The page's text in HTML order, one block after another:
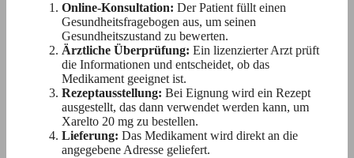
Online-Konsultation: Der Patient füllt einen
Gesundheitsfragebogen aus, um seinen
Gesundheitszustand zu bewerten.
Ärztliche Überprüfung: Ein lizenzierter Arzt prüft
die Informationen und entscheidet, ob das
Medikament geeignet ist.
Rezeptausstellung: Bei Eignung wird ein Rezept
ausgestellt, das dann verwendet werden kann, um
Xarelto 20 mg zu bestellen.
Lieferung: Das Medikament wird direkt an die
angegebene Adresse geliefert.